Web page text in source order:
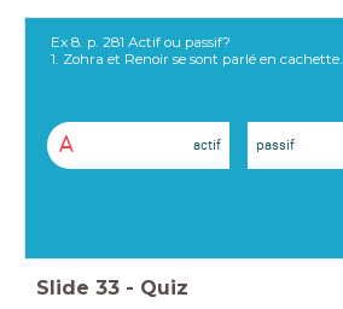
Ex 8. p. 281 Actif ou passif?
1. Zohra et Renoir se sont parlé en cachette.
A actif passif
Slide 33 - Quiz